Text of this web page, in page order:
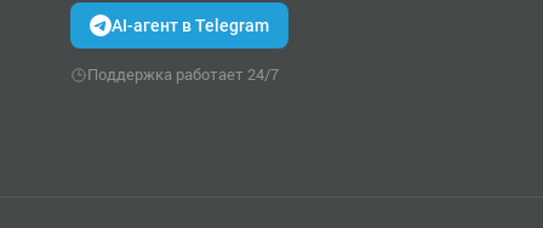
AI-агент в Telegram
Поддержка работает 24/7